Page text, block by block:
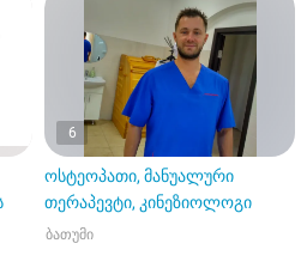
6
ოსტეოპათი, მანუალური
თერაპევტი, კინეზიოლოგი
ბათუმი